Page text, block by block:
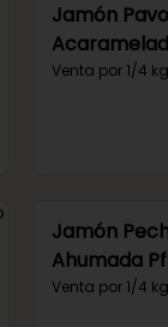
Jamón Pavo
(Sku 249)
Venta por 1/4
Jamón
Ahumada
Venta por 1/4